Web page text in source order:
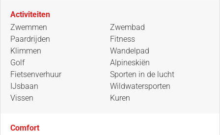
Activiteiten
Zwemmen
Paardrijden
Klimmen
Golf
Fietsenverhuur
IJsbaan
Vissen
Zwembad
Fitness
Wandelpad
Alpineskiën
Sporten in de lucht
Wildwatersporten
Kuren
Comfort